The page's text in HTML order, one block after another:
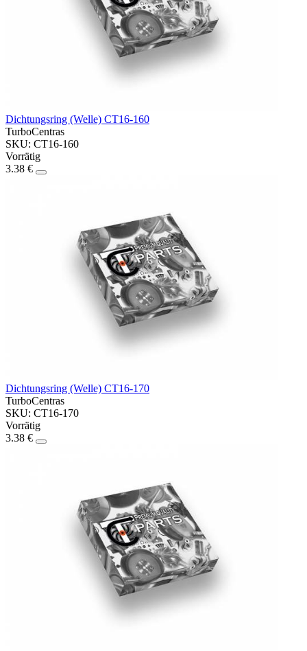
Dichtungsring (Welle) CT16-160
TurboCentras
SKU: CT16-160
Vorrätig
3.38 €
Dichtungsring (Welle) CT16-170
TurboCentras
SKU: CT16-170
Vorrätig
3.38 €